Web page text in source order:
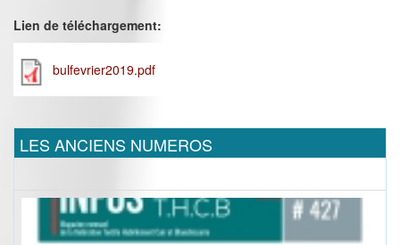
Lien de téléchargement:
bulfevrier2019.pdf
LES ANCIENS NUMEROS